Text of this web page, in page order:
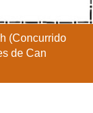
(Concurrido
de Can